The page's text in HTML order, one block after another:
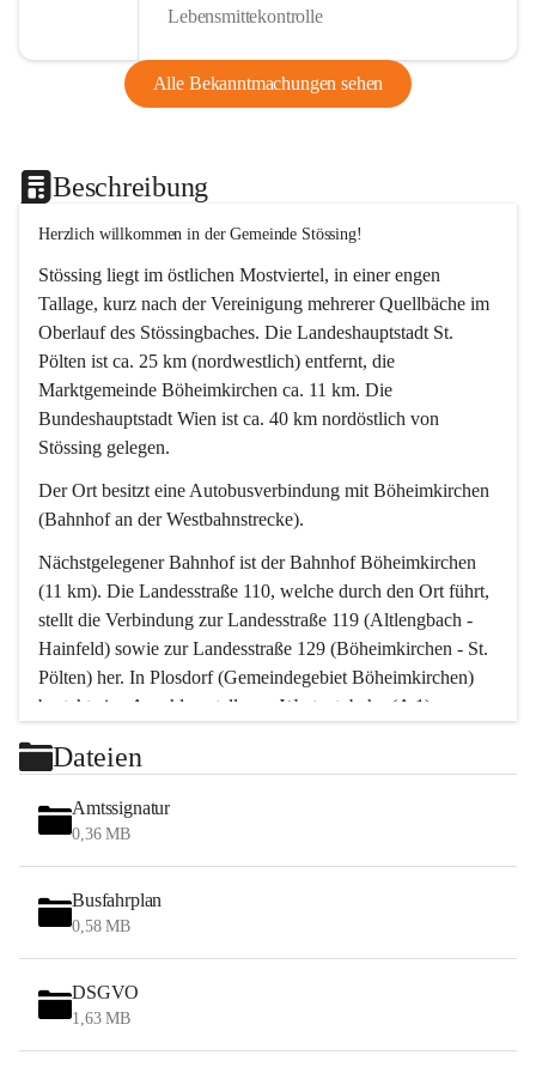
Lebensmittekontrolle
Alle Bekanntmachungen sehen
Beschreibung
Herzlich willkommen in der Gemeinde Stössing!
Stössing liegt im östlichen Mostviertel, in einer engen
Tallage, kurz nach der Vereinigung mehrerer Quellbäche im
Oberlauf des Stössingbaches. Die Landeshauptstadt St.
Pölten ist ca. 25 km (nordwestlich) entfernt, die
Marktgemeinde Böheimkirchen ca. 11 km. Die
Bundeshauptstadt Wien ist ca. 40 km nordöstlich von
Stössing gelegen.
Der Ort besitzt eine Autobusverbindung mit Böheimkirchen
(Bahnhof an der Westbahnstrecke).
Nächstgelegener Bahnhof ist der Bahnhof Böheimkirchen
(11 km). Die Landesstraße 110, welche durch den Ort führt,
stellt die Verbindung zur Landesstraße 119 (Altlengbach -
Hainfeld) sowie zur Landesstraße 129 (Böheimkirchen - St.
Pölten) her. In Plosdorf (Gemeindegebiet Böheimkirchen)
besteht eine Anschlussstelle zur Westautobahn (A 1).
Wien erreicht man in ca. 45 Minuten.
Stössing zählt noch zum Naherholungsraum Wien sowie
zum Naherholungsraum St. Pölten. Viele Bauernhöfe hatten
„ihre Wiener“. Seit 1960 bauten viele Wiener
Wochenendhäuser im Gemeindegebiet. Wegen des
waldreichen Jagdgebietes haben viele Jagdpächter ihre
Das Wandern ist aus touristischer Sicht die bedeutendste
Tätigkeit. Das hügelige Gebiet mit Wanderwegen durch
Wiesen, Wälder und Obstkulturen lädt dazu ein. Gefördert
Dateien
Amtssignatur
0,36 MB
Busfahrplan
0,58 MB
DSGVO
1,63 MB